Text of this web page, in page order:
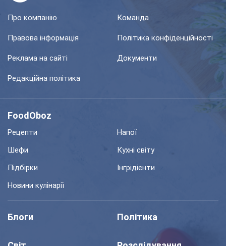
Про компанію Команда
Правова інформація Політика конфіденційності
Реклама на сайті Документи
Редакційна політика
FoodOboz
Рецепти
Напої
Шефи
Кухні світу
Підбірки
Інгрідієнти
Новини кулінарії
Блоги Політика